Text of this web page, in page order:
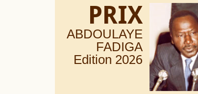
PRIX
ABDOULAYE
FADIGA
Edition 2026